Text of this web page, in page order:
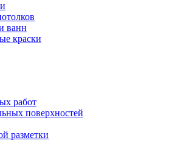
ванн
краски
работ
поверхностей
разметки